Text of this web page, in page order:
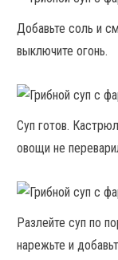
Добавьте соль и
выключите огонь.
Суп готов.
овощи не
Разлейте суп по
нарежьте и